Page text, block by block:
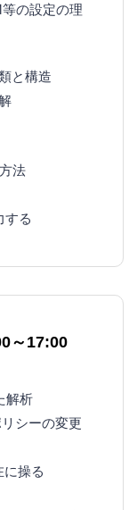
の設定の理
と構造
法
する
～17:00
解析
シーの変更
操る